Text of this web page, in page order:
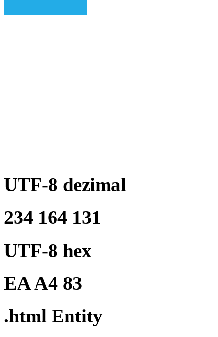
UTF-8 dezimal
234 164 131
UTF-8 hex
EA A4 83
.html Entity